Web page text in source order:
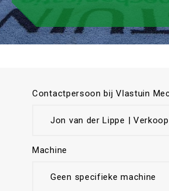
Contactpersoon bij Vlastuin
Machine